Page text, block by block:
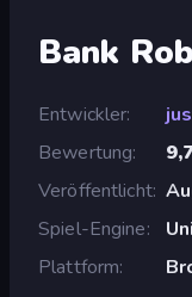
Bank
Entwickler
Bewertung
Veröffentlicht
Spiel-Engine
Plattform